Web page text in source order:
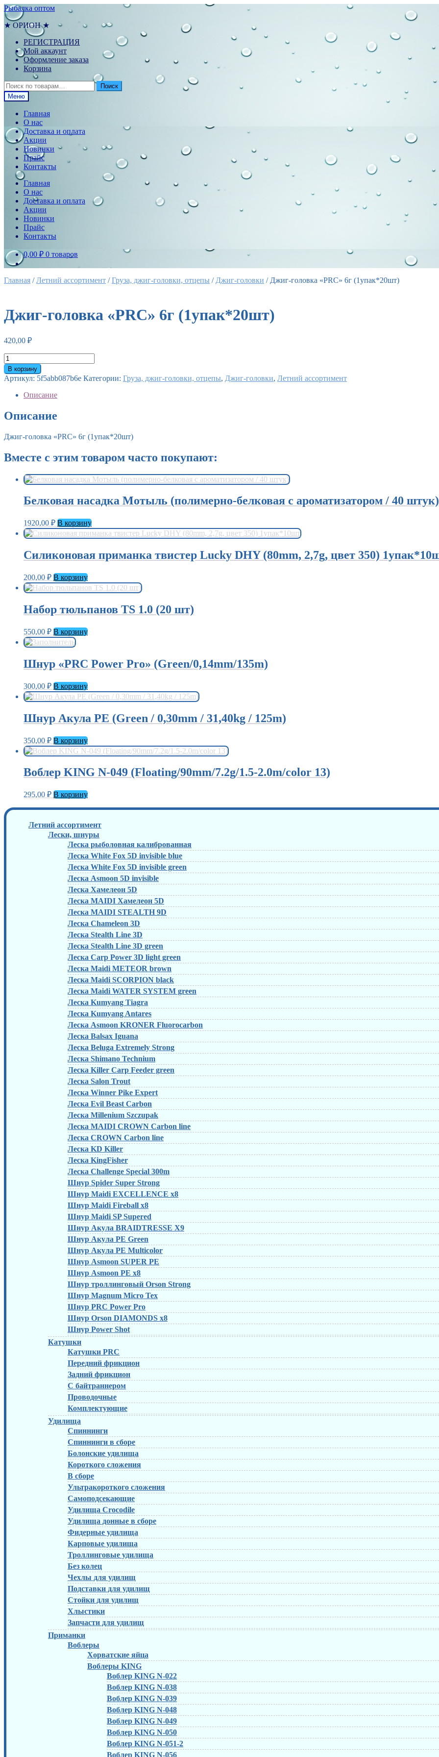
Перейти
к
навигации
Перейти
к
содержимому
Рыбалка оптом
★ ОРИОН ★
РЕГИСТРАЦИЯ
Мой аккаунт
Оформление заказа
Корзина
Искать:
Поиск
Меню
Главная
О нас
Доставка и оплата
Акции
Новинки
Прайс
Контакты
Главная
О нас
Доставка и оплата
Акции
Новинки
Прайс
Контакты
0,00 ₽ 0 товаров
Главная /Летний ассортимент /Груза, джиг-головки, отцепы / Джиг-головки / Джиг-головка «PRC» 6г (1упак*20шт)
Джиг-головка «PRC» 6г (1упак*20шт)
420,00 ₽
Количество
товара
Джиг-
головка
"PRC"
(1упак*20шт)
В корзину
Артикул: 5f5abb087b6e Категории: Груза, джиг-головки, отцепы, Джиг-головки, Летний ассортимент
Описание
Описание
Джиг-головка «PRC» 6г (1упак*20шт)
Вместе с этим товаром часто покупают:
Белковая насадка Мотыль (полимерно-белковая с ароматизатором / 40 штук)
1920,00 ₽ В корзину
Силиконовая приманка твистер Lucky DHY (80mm, 2,7g, цвет 350)
200,00 ₽ В корзину
Набор тюльпанов TS 1.0 (20 шт)
550,00 ₽ В корзину
Шнур «PRC Power Pro» (Green/0,14mm/135m)
300,00 ₽ В корзину
Шнур Акула PE (Green / 0,30mm / 31,40kg / 125m)
350,00 ₽ В корзину
Воблер KING N-049 (Floating/90mm/7.2g/1.5-2.0m/color 13)
295,00 ₽ В корзину
Летний ассортимент
Лески, шнуры
Леска рыболовная калиброванная
Леска White Fox 5D invisible blue
Леска White Fox 5D invisible green
Леска Asmoon 5D invisible
Леска Хамелеон 5D
Леска MAIDI Хамелеон 5D
Леска MAIDI STEALTH 9D
Леска Chameleon 3D
Леска Stealth Line 3D
Леска Stealth Line 3D green
Леска Carp Power 3D light green
Леска Maidi METEOR brown
Леска Maidi SCORPION black
Леска Maidi WATER SYSTEM green
Леска Kumyang Tiagra
Леска Kumyang Antares
Леска Asmoon KRONER Fluorocarbon
Леска Balsax Iguana
Леска Beluga Extremely Strong
Леска Shimano Technium
Леска Killer Carp Feeder green
Леска Salon Trout
Леска Winner Pike Expert
Леска Evil Beast Carbon
Леска Millenium Szczupak
Леска MAIDI CROWN Carbon line
Леска CROWN Carbon line
Леска KD Killer
Леска KingFisher
Леска Challenge Special 300m
Шнур Spider Super Strong
Шнур Maidi EXCELLENCE x8
Шнур Maidi Fireball x8
Шнур Maidi SP Supered
Шнур Акула BRAIDTRESSE X9
Шнур Акула PE Green
Шнур Акула PE Multicolor
Шнур Asmoon SUPER PE
Шнур Asmoon PE x8
Шнур троллинговый Orson Strong
Шнур Magnum Micro Tex
Шнур PRC Power Pro
Шнур Orson DIAMONDS x8
Шнур Power Shot
Катушки
Катушки PRC
Передний фрикцион
Задний фрикцион
С байтраннером
Проводочные
Комплектующие
Удилища
Спиннинги
Спиннинги в сборе
Болонские удилища
Короткого сложения
В сборе
Ультракороткого сложения
Самоподсекающие
Удилища Crocodile
Удилища донные в сборе
Фидерные удилища
Карповые удилища
Троллинговые удилища
Без колец
Чехлы для удилищ
Подставки для удилищ
Стойки для удилищ
Хлыстики
Запчасти для удилищ
Приманки
Воблеры
Хорватские яйца
Воблеры KING
Воблер KING N-022
Воблер KING N-038
Воблер KING N-039
Воблер KING N-048
Воблер KING N-049
Воблер KING N-050
Воблер KING N-051-2
Воблер KING N-056